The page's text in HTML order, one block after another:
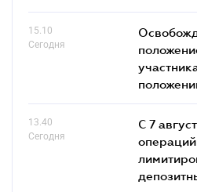
15.10
Сегодня
13.40
Сегодня
С 7